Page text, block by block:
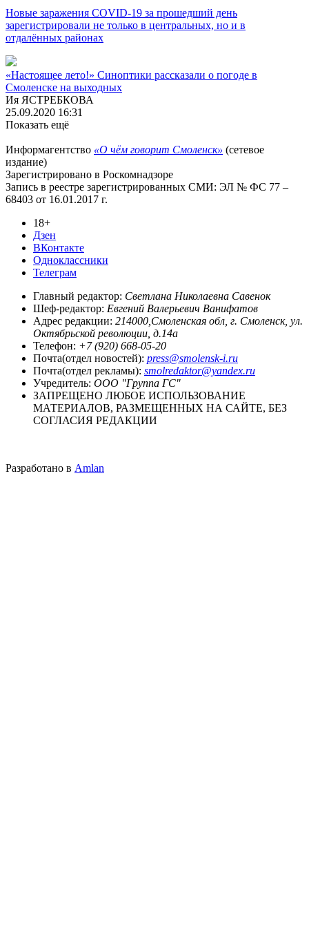
Новые заражения COVID-19 за прошедший день
зарегистрировали не только в центральных, но и в
отдалённых районах
«Настоящее лето!» Синоптики рассказали о погоде в
Смоленске на выходных
Ия ЯСТРЕБКОВА
25.09.2020 16:31
Показать ещё
Информагентство «О чём говорит Смоленск» (сетевое
издание)
Зарегистрировано в Роскомнадзоре
Запись в реестре зарегистрированных СМИ: ЭЛ № ФС 77 –
68403 от 16.01.2017 г.
18+
Дзен
ВКонтакте
Одноклассники
Телеграм
Главный редактор: Светлана Николаевна Савенок
Шеф-редактор: Евгений Валерьевич Ванифатов
Адрес редакции: 214000,Смоленская обл, г. Смоленск, ул.
Октябрьской революции, д.14а
Телефон: +7 (920) 668-05-20
Почта(отдел новостей): press@smolensk-i.ru
Почта(отдел рекламы): smolredaktor@yandex.ru
Учредитель: ООО "Группа ГС"
ЗАПРЕЩЕНО ЛЮБОЕ ИСПОЛЬЗОВАНИЕ
МАТЕРИАЛОВ, РАЗМЕЩЕННЫХ НА САЙТЕ, БЕЗ
СОГЛАСИЯ РЕДАКЦИИ
Разработано в Amlan